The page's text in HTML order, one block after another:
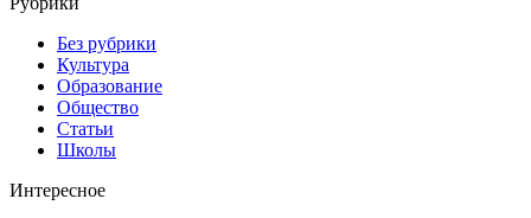
Без рубрики
Культура
Образование
Общество
Статьи
Школы
Интересное